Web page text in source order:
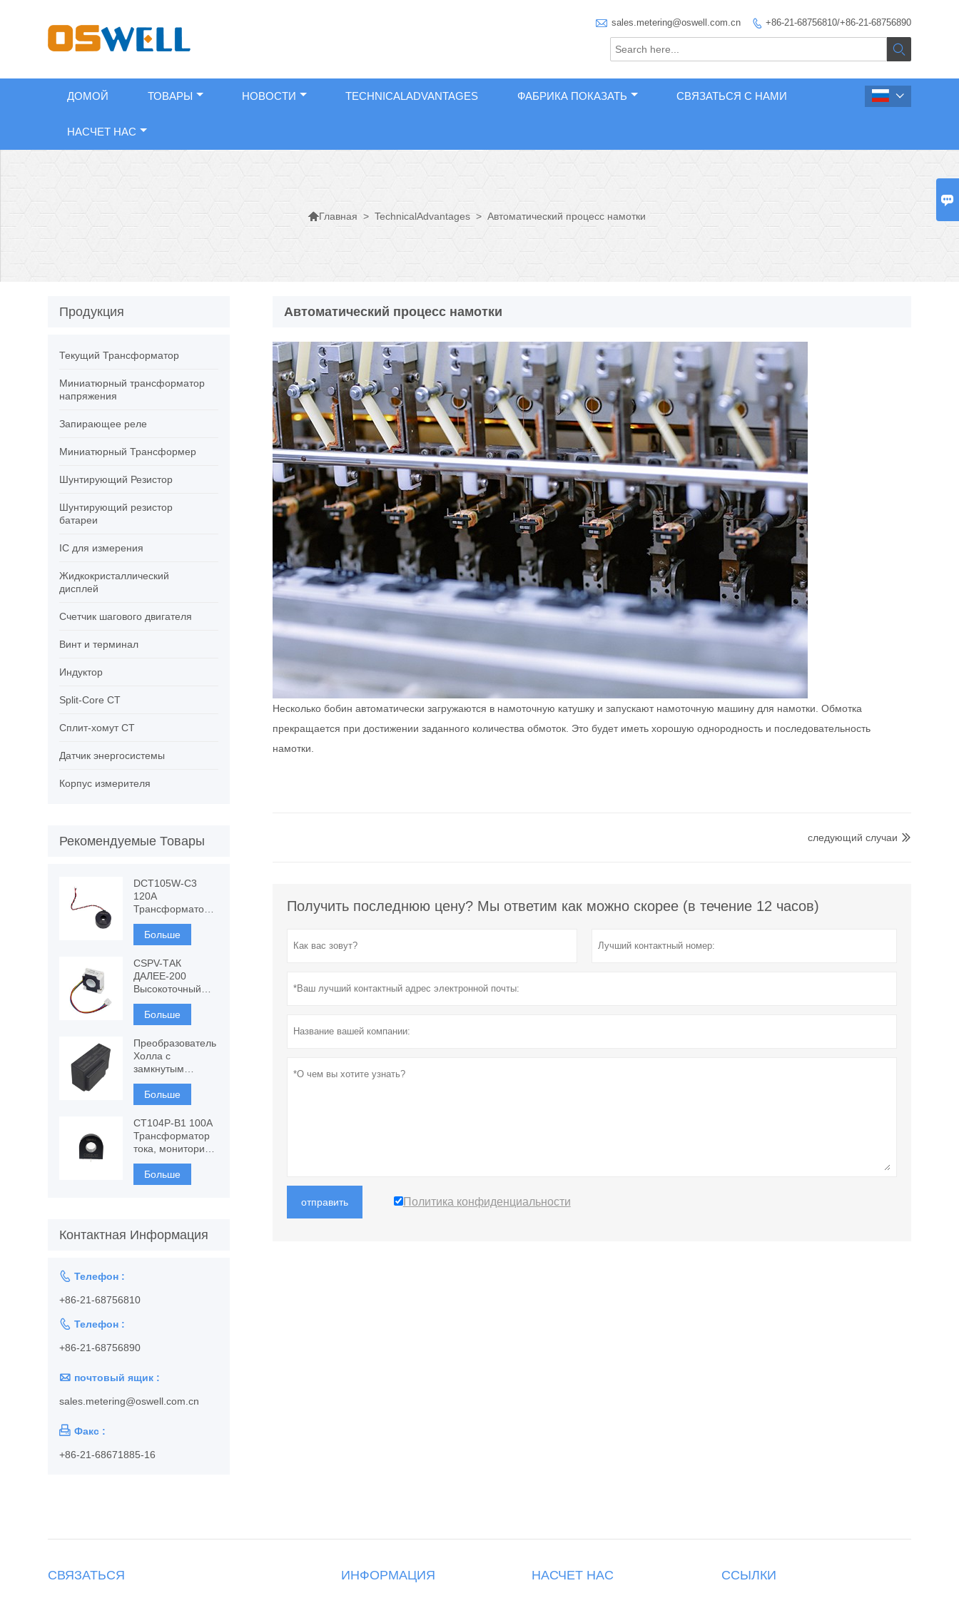

 sales.metering@oswell.com.cn  +86-21-68756810/+86-21-68756890

ДОМОЙ ТОВАРЫ НОВОСТИ TECHNICALADVANTAGES ФАБРИКА ПОКАЗАТЬ СВЯЗАТЬСЯ С НАМИ
НАСЧЕТ НАС

Главная > TechnicalAdvantages > Автоматический процесс намотки
Автоматический процесс намотки
Несколько бобин автоматически загружаются в намоточную катушку и запускают намоточную машину для намотки. Обмотка
прекращается при достижении заданного количества обмоток. Это будет иметь хорошую однородность и последовательность
намотки.

следующий случаи
Получить последнюю цену? Мы ответим как можно скорее (в течение 12 часов)
отправить Политика конфиденциальности
Продукция
Текущий Трансформатор
Миниатюрный трансформатор
напряжения
Запирающее реле
Миниатюрный Трансформер
Шунтирующий Резистор
Шунтирующий резистор
батареи
IC для измерения
Жидкокристаллический
дисплей
Счетчик шагового двигателя
Винт и терминал
Индуктор
Split-Core CT
Сплит-хомут CT
Датчик энергосистемы
Корпус измерителя
Рекомендуемые Товары
DCT105W-C3
120A
Трансформатор
тока с
устойчивостью к
постоянному
току, измерение
ТТ
Больше
CSPV-ТАК
ДАЛЕЕ-200
Высокоточный
преобразователь
тока,
компонентный
феррозонд
Больше
Преобразователь
Холла с
замкнутым
контуром CSPV-
УРА, измерение
переменного и
постоянного тока
Больше
CT104P-B1 100A
Трансформатор
тока, мониторинг
и защита
Больше
Контактная Информация
 Телефон :
+86-21-68756810
 Телефон :
+86-21-68756890
 почтовый ящик :
sales.metering@oswell.com.cn
 Факс :
+86-21-68671885-16
CВЯЗАТЬСЯ ИНФОРМАЦИЯ НАСЧЕТ НАС ССЫЛКИ